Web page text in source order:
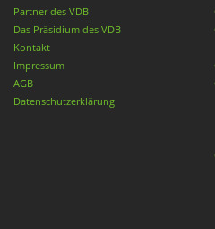
Partner des VDB
Das Präsidium des VDB
Kontakt
Impressum
AGB
Datenschutzerklärung